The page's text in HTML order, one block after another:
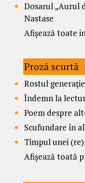
Dosarul „Aurul
Nastase
Afișează toate
Proză scurtă
Rostul
Îndemn la
Poem despre
Scufundare în
Timpul unei
Afișează toată